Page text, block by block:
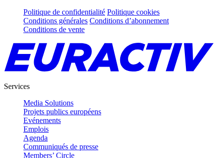
Politique de confidentialité Politique cookies
Conditions générales Conditions d’abonnement
Conditions de vente
Services
Media Solutions
Projets publics européens
Evénements
Emplois
Agenda
Communiqués de presse
Members’ Circle